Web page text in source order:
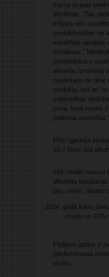
sacīja grupas
Merilinds. “Tas
miljonu eiro
produktivitātes un
veselības aprūpes
izmaksas.”
izveidošana ir
atkarību izraisošo
novēršanu ne tikai
viedokļa, bet arī
sabiedrības
joma, kurā mums
politiska
Pērn Igaunijā
10,7 litrus tīra
594 cilvēki nomira
alkohola
bija vīrieši, daudzi
gadā katru
vīriešu un 10%
Pēdējos gados ir
pārdozēšanas
skaits.